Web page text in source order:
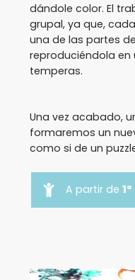
dándole color. El
grupal, ya que,
una de las partes
reproduciéndola en
temperas.
Una vez acabado,
formaremos un
como si de un
A partir de